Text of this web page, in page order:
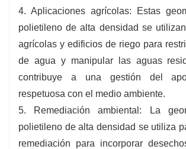
4. Aplicaciones agrícolas: Estas
polietileno de alta densidad se
agrícolas y edificios de riego para
de agua y manipular las aguas
contribuye a una gestión del
respetuosa con el medio ambiente.
5. Remediación ambiental: La
polietileno de alta densidad se utiliza
remediación para incorporar